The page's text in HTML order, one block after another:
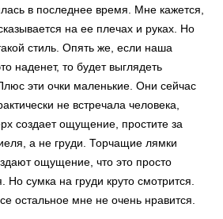
в последнее время. Мне кажется,
на ее плечах и руках. Но
стиль. Опять же, если наша
наденет, то будет выглядеть
эти очки маленькие. Они сейчас
не встречала человека,
создает ощущение, простите за
а не груди. Торчащие лямки
ощущение, что это просто
сумка на груди круто смотрится.
остальное мне не очень нравится.